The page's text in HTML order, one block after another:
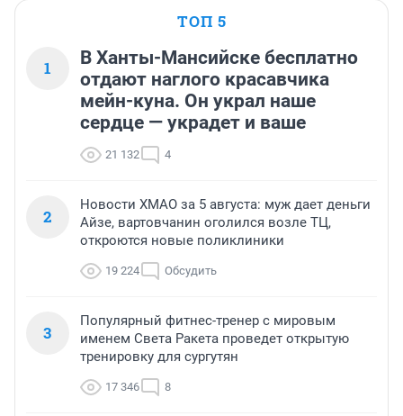
ТОП 5
1
В Ханты-Мансийске бесплатно
отдают наглого красавчика
мейн-куна. Он украл наше
сердце — украдет и ваше
21 132 4
2
Новости ХМАО за 5 августа: муж дает деньги
Айзе, вартовчанин оголился возле ТЦ,
откроются новые поликлиники
19 224 Обсудить
3
Популярный фитнес-тренер с мировым
именем Света Ракета проведет открытую
тренировку для сургутян
17 346 8